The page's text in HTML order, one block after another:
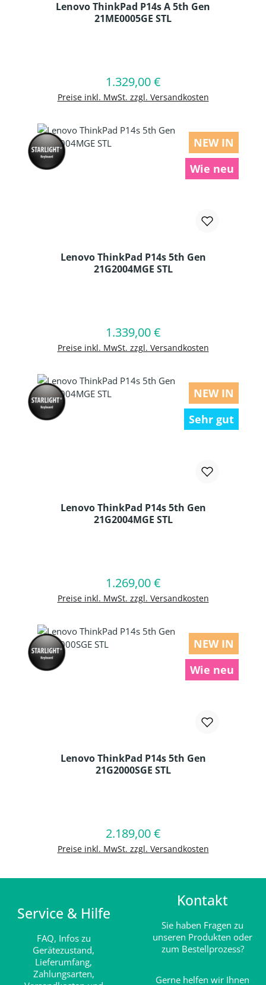
Lenovo ThinkPad P14s A 5th Gen
21ME0005GE STL
Regulärer Preis:
1.329,00 €
Preise inkl. MwSt. zzgl. Versandkosten
In den Warenkorb
NEW IN
Wie neu
Lenovo ThinkPad P14s 5th Gen
21G2004MGE STL
Regulärer Preis:
1.339,00 €
Preise inkl. MwSt. zzgl. Versandkosten
In den Warenkorb
NEW IN
Sehr gut
Lenovo ThinkPad P14s 5th Gen
21G2004MGE STL
Regulärer Preis:
1.269,00 €
Preise inkl. MwSt. zzgl. Versandkosten
In den Warenkorb
NEW IN
Wie neu
Lenovo ThinkPad P14s 5th Gen
21G2000SGE STL
Regulärer Preis:
2.189,00 €
Preise inkl. MwSt. zzgl. Versandkosten
In den Warenkorb
Service & Hilfe
FAQ, Infos zu
Gerätezustand,
Lieferumfang,
Zahlungsarten,
Kontakt
Sie haben Fragen zu
unseren Produkten oder
zum Bestellprozess?
Gerne helfen wir Ihnen